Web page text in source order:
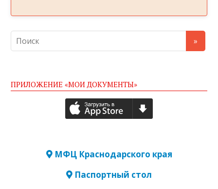
ПРИЛОЖЕНИЕ «МОИ ДОКУМЕНТЫ»
МФЦ Краснодарского края
Паспортный стол